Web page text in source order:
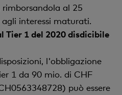
rimborsandola al 25
interessi maturati.
Tier 1 del 2020 disdicibile
l'obbligazione
1 da 90 mio. di CHF
può essere